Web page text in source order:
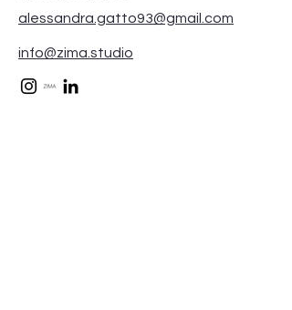
alessandra.gatto93@gmail.com
info@zima.studio